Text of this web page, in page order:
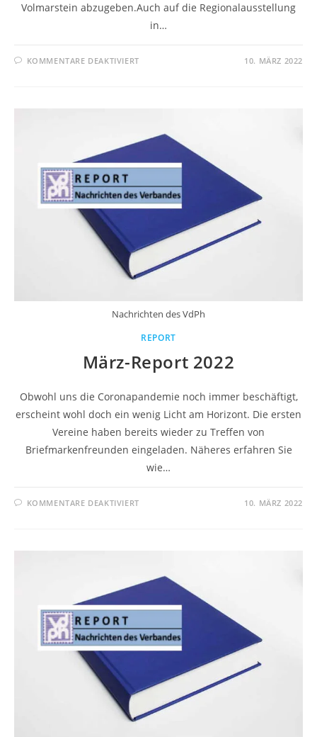
Volmarstein abzugeben.Auch auf die Regionalausstellung
in…
KOMMENTARE DEAKTIVIERT 10. MÄRZ 2022
Nachrichten des VdPh
REPORT
März-Report 2022
Obwohl uns die Coronapandemie noch immer beschäftigt,
erscheint wohl doch ein wenig Licht am Horizont. Die ersten
Vereine haben bereits wieder zu Treffen von
Briefmarkenfreunden eingeladen. Näheres erfahren Sie
wie…
KOMMENTARE DEAKTIVIERT 10. MÄRZ 2022